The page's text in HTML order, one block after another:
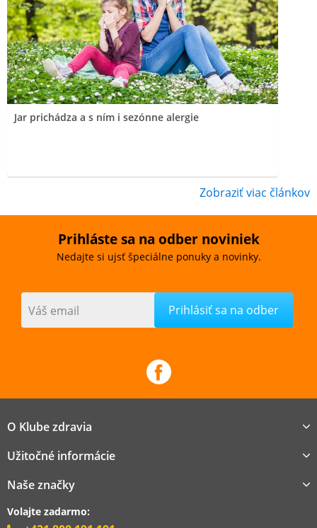
Jar prichádza a s ním i sezónne alergie
Zobraziť viac článkov
Prihláste sa na odber noviniek
Nedajte si ujsť špeciálne ponuky a novinky.
Váš email
O Klube zdravia
Užitočné informácie
Naše značky
Volajte zadarmo: